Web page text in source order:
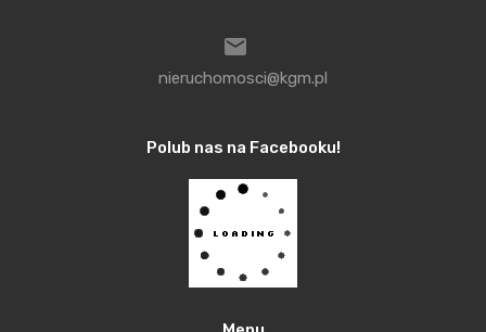
dotychczasowego tempa
oznaczać, że coraz trudniej
będzie krakowianom znaleźć
swoje wymarzone „M”
Michał Melaniuk, Dyrektor
nieruchomosci@kgm.pl
Polub nas na Facebooku!